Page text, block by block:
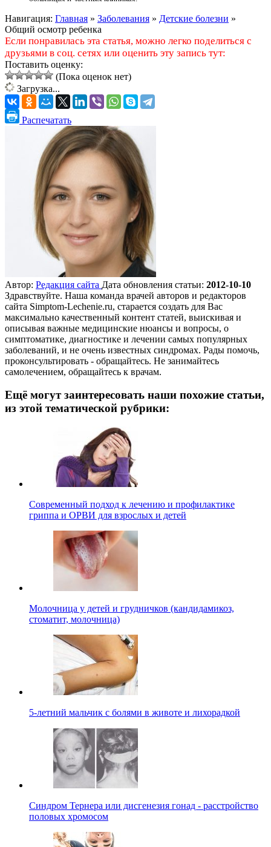
Навигация: Главная » Заболевания » Детские болезни »
Общий осмотр ребенка
Если понравилась эта статья, можно легко поделиться с
друзьями в соц. сетях или оценить эту запись тут:
Поставить оценку:
(Пока оценок нет)
Загрузка...
Распечатать
Автор: Редакция сайта Дата обновления статьи: 2012-10-10
Здравствуйте. Наша команда врачей авторов и редакторов
сайта Simptom-Lechenie.ru, старается создать для Вас
максимально качественный контент статей, выискивая и
описывая важные медицинские нюансы и вопросы, о
симптоматике, диагностике и лечении самых популярных
заболеваний, и не очень известных синдромах. Рады помочь,
проконсультировать - обращайтесь. Не занимайтесь
самолечением, обращайтесь к врачам.
Ещё могут заинтересовать наши похожие статьи,
из этой тематической рубрики:
Современный подход к лечению и профилактике
гриппа и ОРВИ для взрослых и детей
Молочница у детей и грудничков (кандидамикоз,
стоматит, молочница)
5-летний мальчик с болями в животе и лихорадкой
Синдром Тернера или дисгенезия гонад - расстройство
половых хромосом